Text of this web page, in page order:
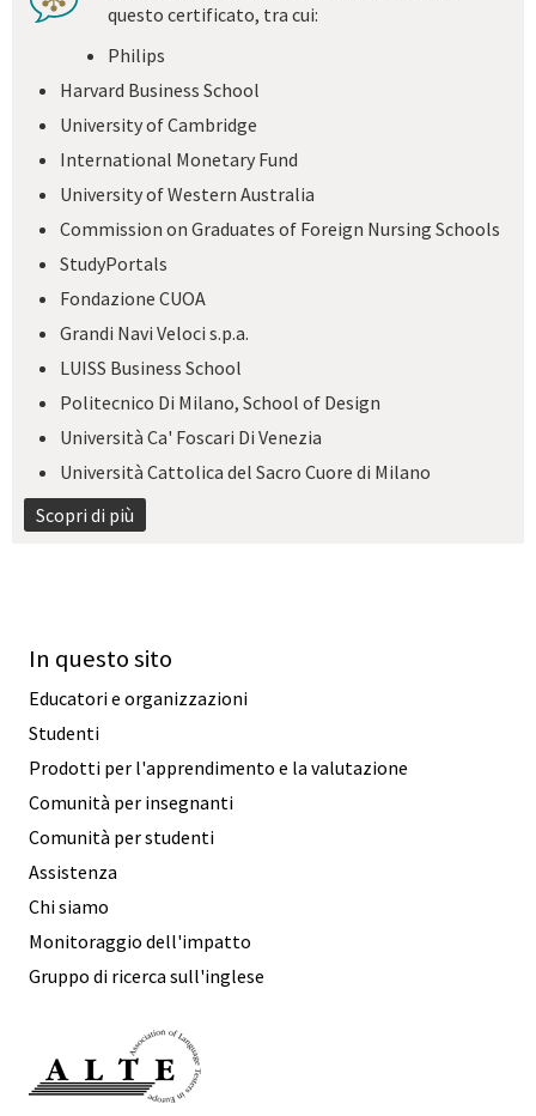
questo certificato, tra cui:
Philips
Harvard Business School
University of Cambridge
International Monetary Fund
University of Western Australia
Commission on Graduates of Foreign Nursing Schools
StudyPortals
Fondazione CUOA
Grandi Navi Veloci s.p.a.
LUISS Business School
Politecnico Di Milano, School of Design
Università Ca' Foscari Di Venezia
Università Cattolica del Sacro Cuore di Milano
Scopri di più
In questo sito
Educatori e organizzazioni
Studenti
Prodotti per l'apprendimento e la valutazione
Comunità per insegnanti
Comunità per studenti
Assistenza
Chi siamo
Monitoraggio dell'impatto
Gruppo di ricerca sull'inglese